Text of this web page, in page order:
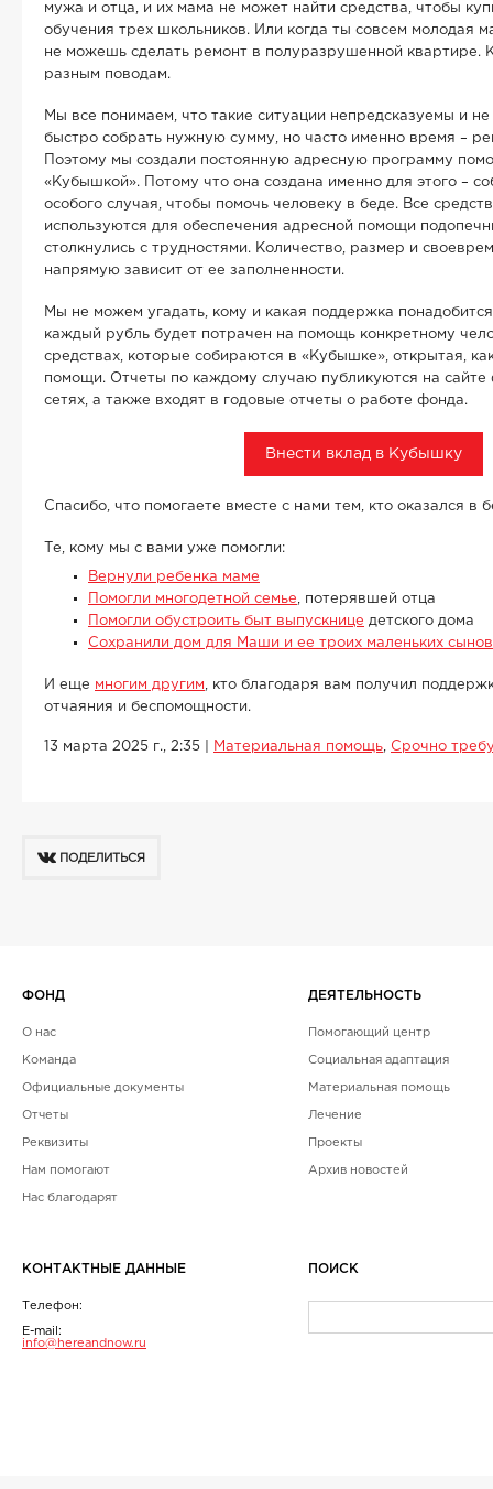
мужа и отца, и их мама не может найти средства, чтобы
обучения трех школьников. Или когда ты совсем молодая
не можешь сделать ремонт в полуразрушенной квартире.
разным поводам.
Мы все понимаем, что такие ситуации непредсказуемы и
быстро собрать нужную сумму, но часто именно время –
Поэтому мы создали постоянную адресную программу
«Кубышкой». Потому что она создана именно для этого –
особого случая, чтобы помочь человеку в беде. Все
используются для обеспечения адресной помощи
столкнулись с трудностями. Количество, размер и
напрямую зависит от ее заполненности.
Мы не можем угадать, кому и какая поддержка понадобится
каждый рубль будет потрачен на помощь конкретному
средствах, которые собираются в «Кубышке», открытая,
помощи. Отчеты по каждому случаю публикуются на сайте
сетях, а также входят в годовые отчеты о работе фонда.
Внести вклад в Кубышку
Спасибо, что помогаете вместе с нами тем, кто оказался в
Те, кому мы с вами уже помогли:
Вернули ребенка маме
Помогли многодетной семье , потерявшей отца
Помогли обустроить быт выпускнице детского дома
Сохранили дом для Маши и ее троих маленьких
И еще многим другим , кто благодаря вам получил
отчаяния и беспомощности.
13 марта 2025 г., 2:35 Материальная помощь Срочно
ПОДЕЛИТЬСЯ
ФОНД
О нас
Команда
Официальные документы
Отчеты
Реквизиты
Нам помогают
Нас благодарят
ДЕЯТЕЛЬНОСТЬ
Помогающий центр
Социальная адаптация
Материальная помощь
Лечение
Проекты
Архив новостей
КОНТАКТНЫЕ ДАННЫЕ
Телефон:
E-mail:
info@hereandnow.ru
ПОИСК